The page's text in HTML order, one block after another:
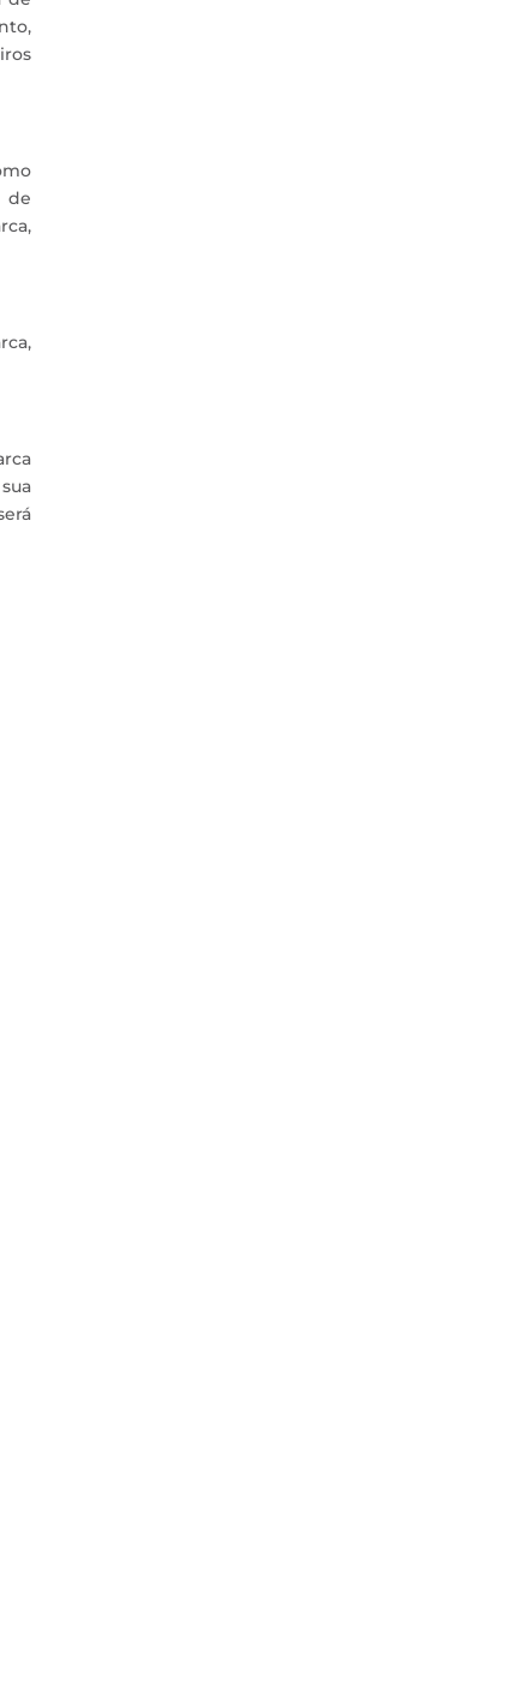
de